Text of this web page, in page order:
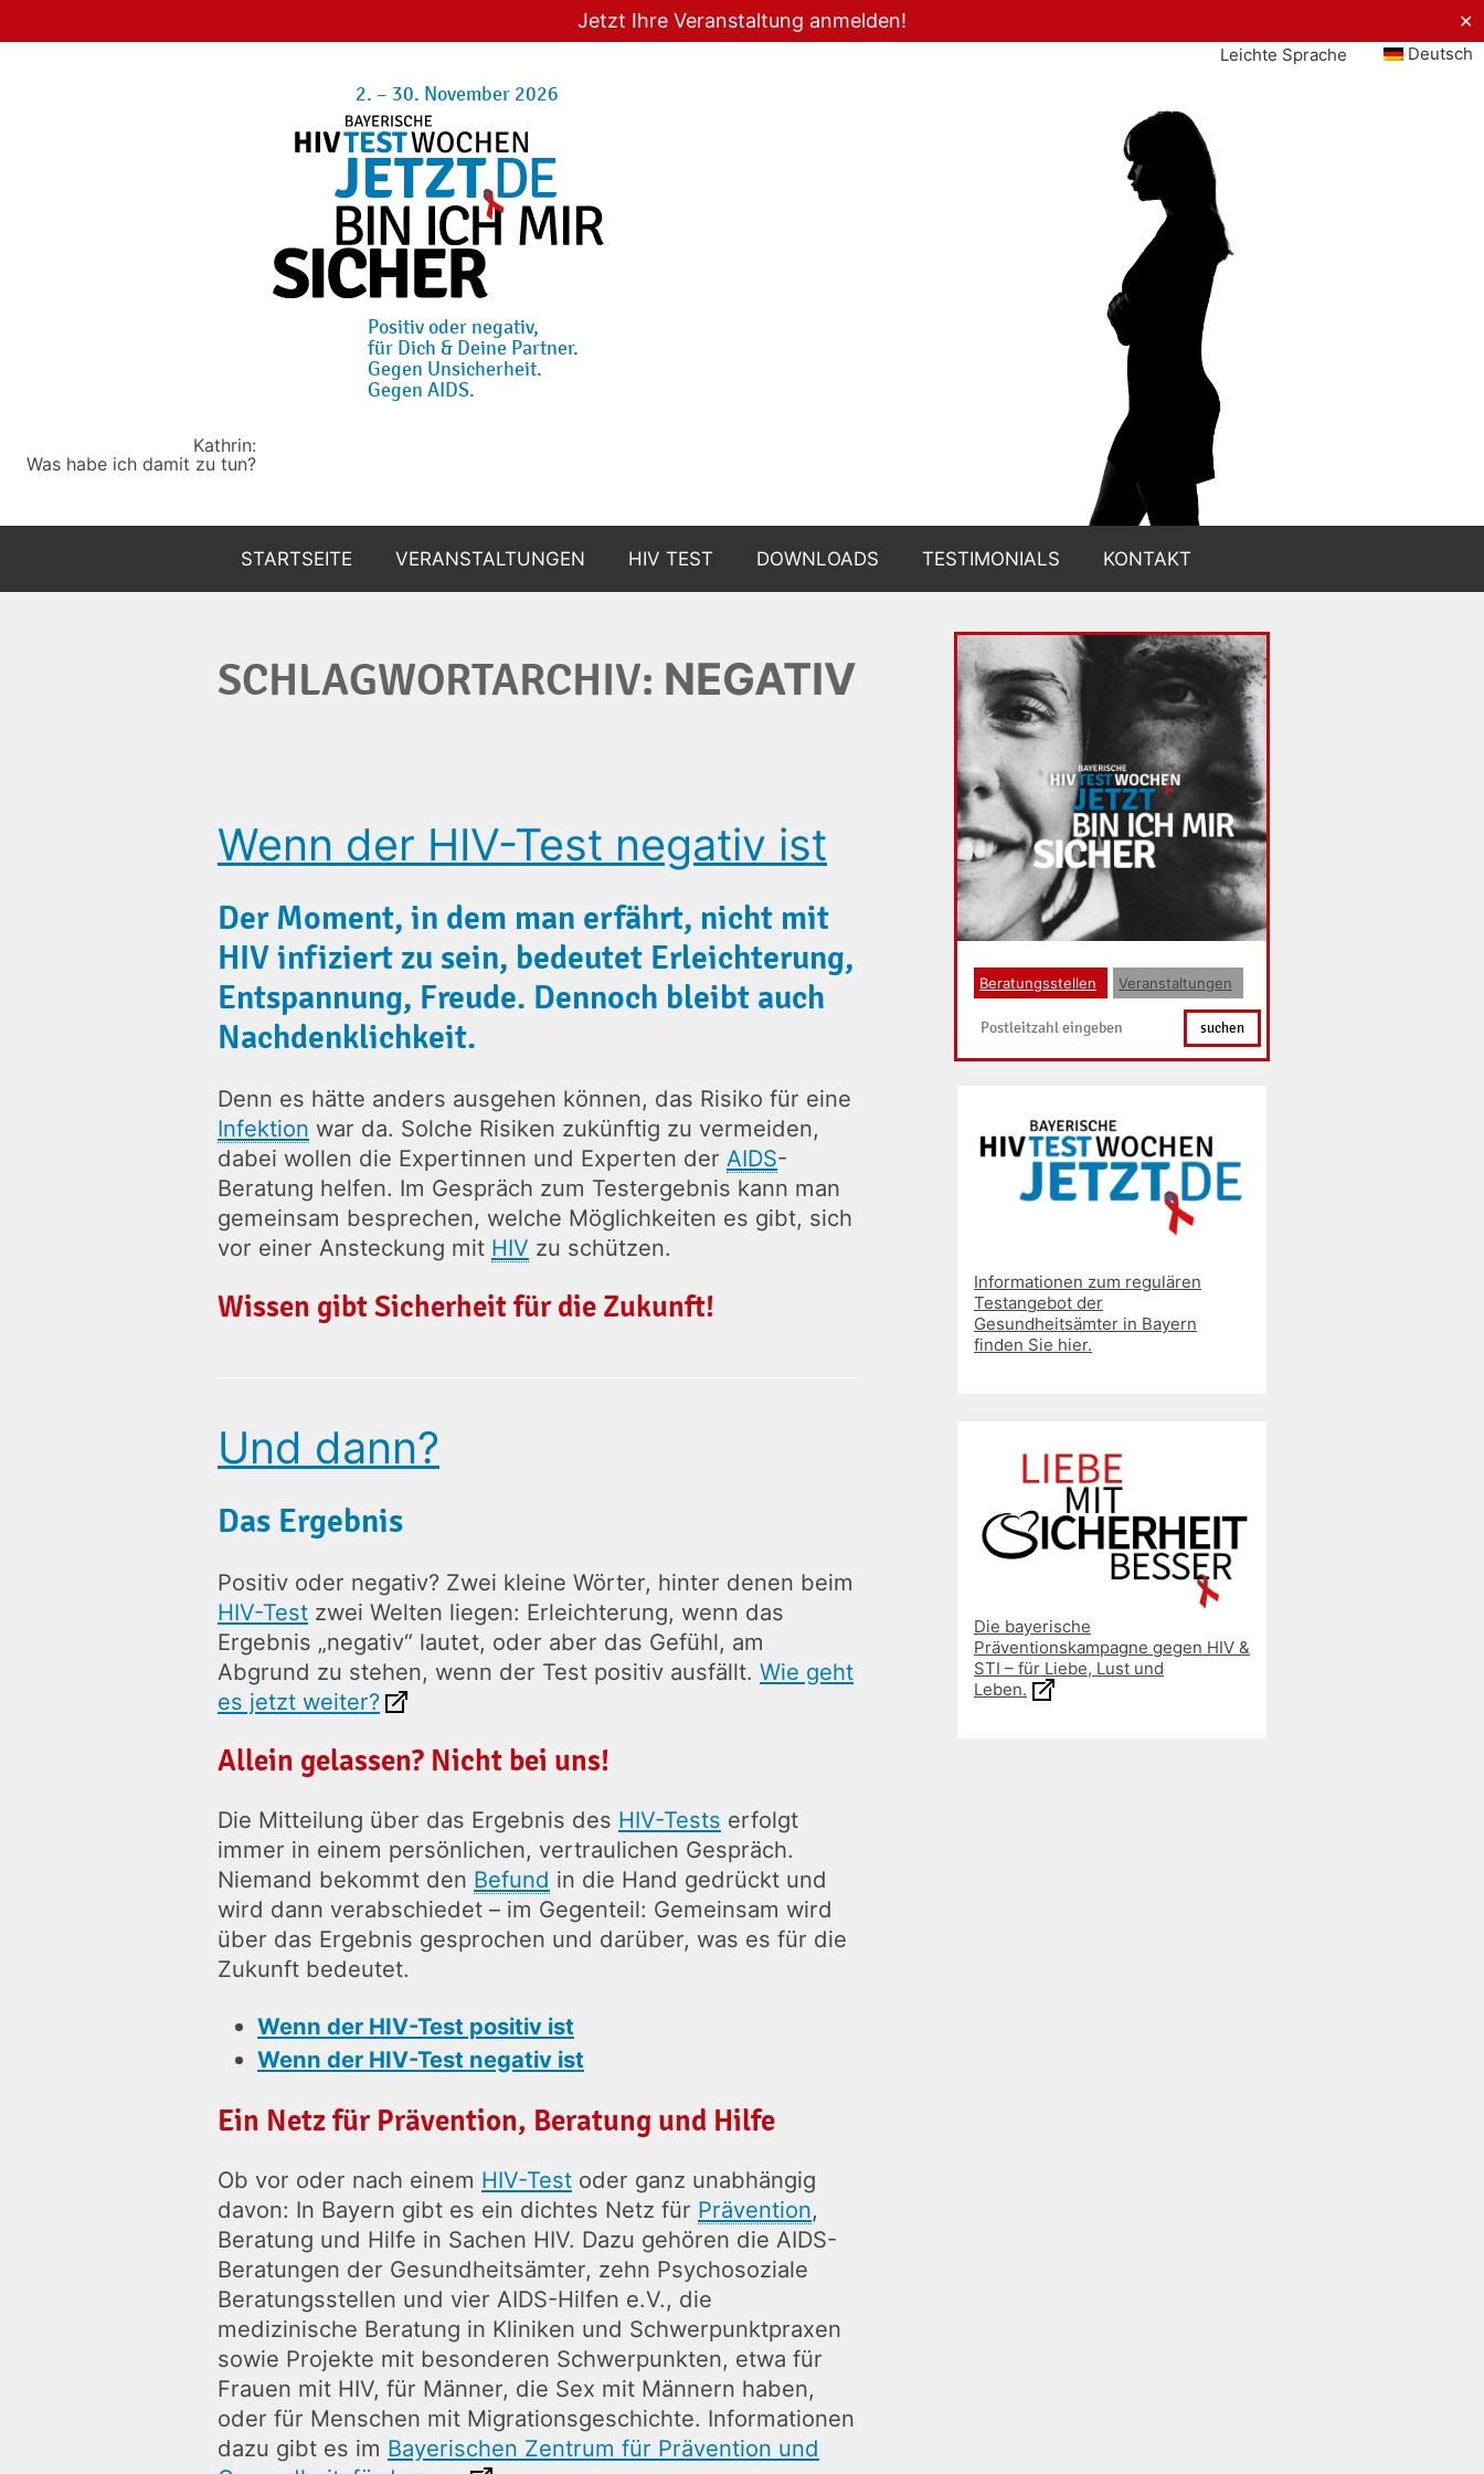
Jetzt Ihre Veranstaltung anmelden!
✕
Leichte Sprache
Deutsch
2. – 30. November 2026
Positiv oder negativ,
für Dich & Deine Partner.
Gegen Unsicherheit.
Gegen AIDS.
Kathrin:
Was habe ich damit zu tun?
Inhalt
springen
STARTSEITE VERANSTALTUNGEN
ANMELDEN
HIV TEST
WIE?
BERATUNGSSTELLEN
DOWNLOADS TESTIMONIALS KONTAKT
SCHLAGWORTARCHIV: NEGATIV
Wenn der HIV-Test negativ ist
Der Moment, in dem man erfährt, nicht mit
HIV infiziert zu sein, bedeutet Erleichterung,
Entspannung, Freude. Dennoch bleibt auch
Nachdenklichkeit.
Denn es hätte anders ausgehen können, das Risiko für eine
Infektion war da. Solche Risiken zukünftig zu vermeiden,
dabei wollen die Expertinnen und Experten der AIDS-
Beratung helfen. Im Gespräch zum Testergebnis kann man
gemeinsam besprechen, welche Möglichkeiten es gibt, sich
vor einer Ansteckung mit HIV zu schützen.
Wissen gibt Sicherheit für die Zukunft!
Und dann?
Das Ergebnis
Positiv oder negativ? Zwei kleine Wörter, hinter denen beim
HIV-Test zwei Welten liegen: Erleichterung, wenn das
Ergebnis „negativ“ lautet, oder aber das Gefühl, am
Abgrund zu stehen, wenn der Test positiv ausfällt. Wie geht
es jetzt weiter?
Allein gelassen? Nicht bei uns!
Die Mitteilung über das Ergebnis des HIV-Tests erfolgt
immer in einem persönlichen, vertraulichen Gespräch.
Niemand bekommt den Befund in die Hand gedrückt und
wird dann verabschiedet – im Gegenteil: Gemeinsam wird
über das Ergebnis gesprochen und darüber, was es für die
Zukunft bedeutet.
Wenn der HIV-Test positiv ist
Wenn der HIV-Test negativ ist
Ein Netz für Prävention, Beratung und Hilfe
Ob vor oder nach einem HIV-Test oder ganz unabhängig
davon: In Bayern gibt es ein dichtes Netz für Prävention,
Beratung und Hilfe in Sachen HIV. Dazu gehören die AIDS-
Beratungen der Gesundheitsämter, zehn Psychosoziale
Beratungsstellen und vier AIDS-Hilfen e.V., die
medizinische Beratung in Kliniken und Schwerpunktpraxen
sowie Projekte mit besonderen Schwerpunkten, etwa für
Frauen mit HIV, für Männer, die Sex mit Männern haben,
oder für Menschen mit Migrationsgeschichte. Informationen
dazu gibt es im Bayerischen Zentrum für Prävention und
Beratungsstellen Veranstaltungen
suchen
Informationen zum regulären
Testangebot der
Gesundheitsämter in Bayern
finden Sie hier.
Die bayerische
Präventionskampagne gegen HIV &
STI – für Liebe, Lust und
Leben.